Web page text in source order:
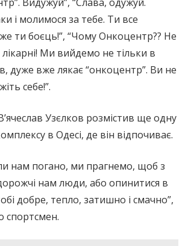
і молимося за тебе. Ти все
ти боєць!”, “Чому Онкоцентр?? Не
лікарні! Ми вийдемо не тільки в
дуже вже лякає “онкоцентр”. Ви не
себе!”.
Узєлков розмістив ще одну
в Одесі, де він відпочиває.
нам погано, ми прагнемо, щоб з
нам люди, або опинитися в
добре, тепло, затишно і смачно”,
спортсмен.